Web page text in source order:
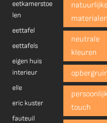
eetkamerstoe
len
eettafel
eettafels
eigen huis
interieur
elle
eric kuster
fauteuil
neutrale
kleuren
touch